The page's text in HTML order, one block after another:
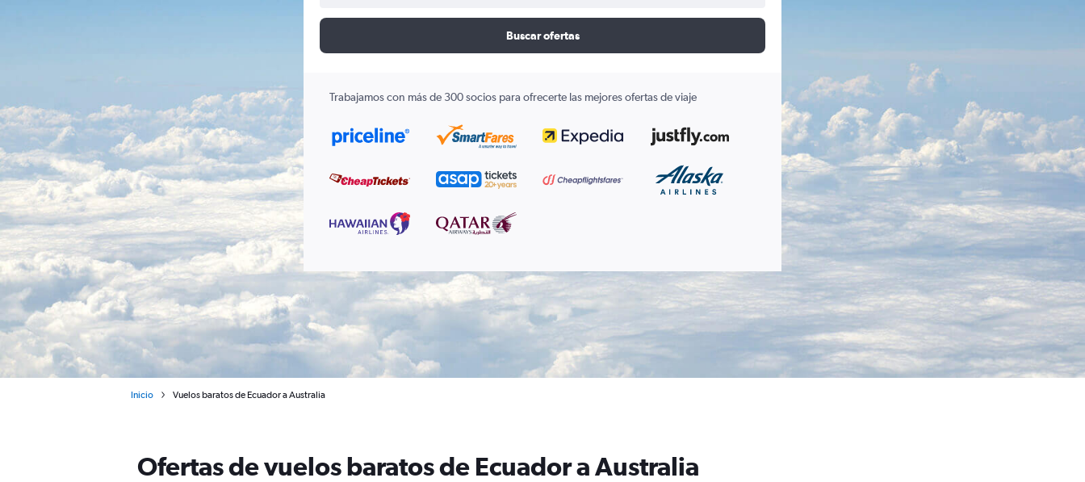
Buscar ofertas
Trabajamos con más de 300 socios para ofrecerte las mejores ofertas de viaje
Inicio Vuelos baratos de Ecuador a Australia
Ofertas de vuelos baratos de Ecuador a Australia